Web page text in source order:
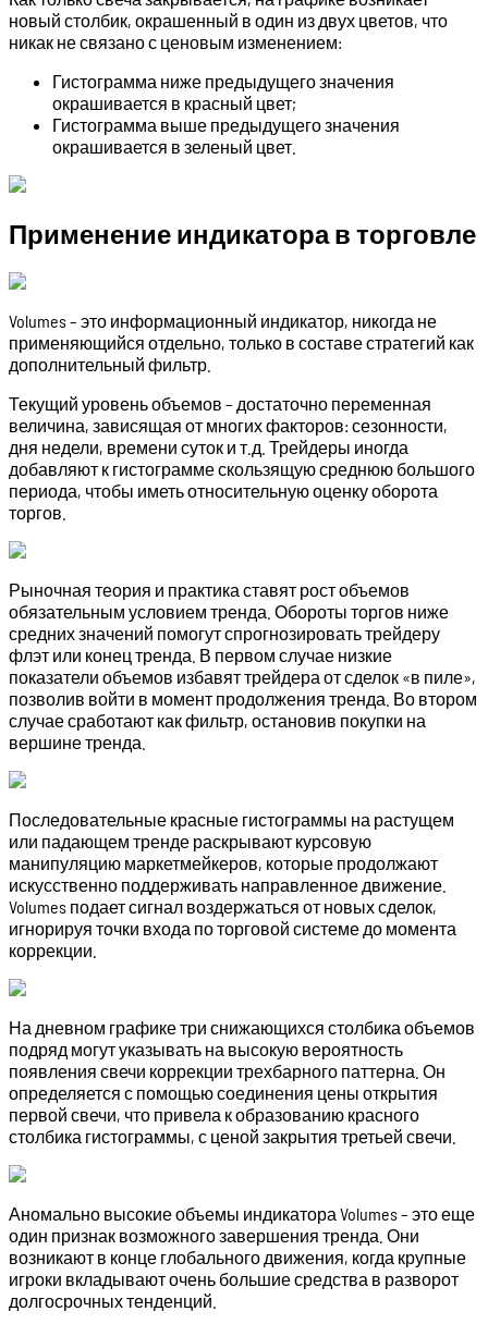
новый столбик, окрашенный в один из двух цветов, что
никак не связано с ценовым изменением:
Гистограмма ниже предыдущего значения
окрашивается в красный цвет;
Гистограмма выше предыдущего значения
окрашивается в зеленый цвет.
Применение индикатора в торговле
Volumes – это информационный индикатор, никогда не
применяющийся отдельно, только в составе стратегий как
дополнительный фильтр.
Текущий уровень объемов – достаточно переменная
величина, зависящая от многих факторов: сезонности,
дня недели, времени суток и т.д. Трейдеры иногда
добавляют к гистограмме скользящую среднюю большого
периода, чтобы иметь относительную оценку оборота
торгов.
Рыночная теория и практика ставят рост объемов
обязательным условием тренда. Обороты торгов ниже
средних значений помогут спрогнозировать трейдеру
флэт или конец тренда. В первом случае низкие
показатели объемов избавят трейдера от сделок «в пиле»,
позволив войти в момент продолжения тренда. Во втором
случае сработают как фильтр, остановив покупки на
вершине тренда.
Последовательные красные гистограммы на растущем
или падающем тренде раскрывают курсовую
манипуляцию маркетмейкеров, которые продолжают
искусственно поддерживать направленное движение.
Volumes подает сигнал воздержаться от новых сделок,
игнорируя точки входа по торговой системе до момента
коррекции.
На дневном графике три снижающихся столбика объемов
подряд могут указывать на высокую вероятность
появления свечи коррекции трехбарного паттерна. Он
определяется с помощью соединения цены открытия
первой свечи, что привела к образованию красного
столбика гистограммы, с ценой закрытия третьей свечи.
Аномально высокие объемы индикатора Volumes – это еще
один признак возможного завершения тренда. Они
возникают в конце глобального движения, когда крупные
игроки вкладывают очень большие средства в разворот
долгосрочных тенденций.